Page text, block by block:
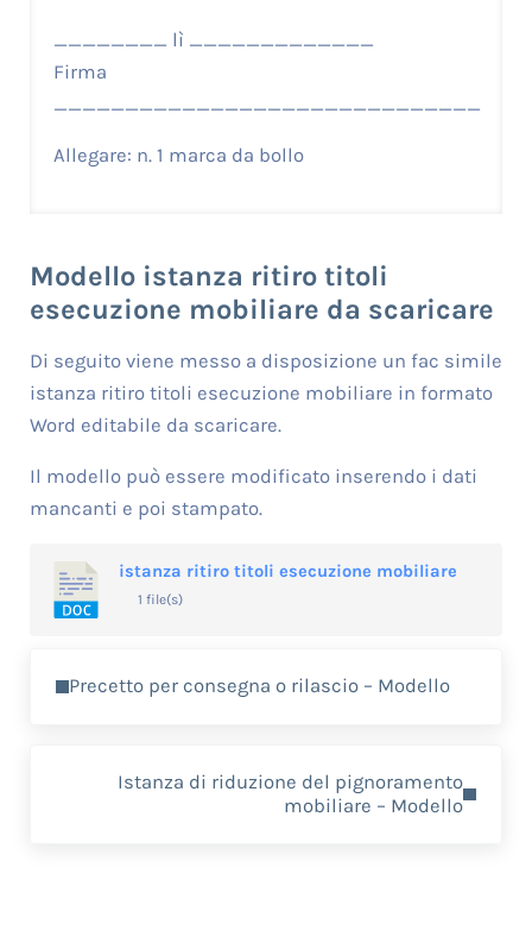
________ lì _____________
Firma
______________________________
Allegare: n. 1 marca da bollo
Modello istanza ritiro titoli
esecuzione mobiliare da scaricare
Di seguito viene messo a disposizione un fac simile
istanza ritiro titoli esecuzione mobiliare in formato
Word editabile da scaricare.
Il modello può essere modificato inserendo i dati
mancanti e poi stampato.
istanza ritiro titoli esecuzione mobiliare
1 file(s)
Precetto per consegna o rilascio – Modello
Istanza di riduzione del pignoramento
mobiliare – Modello